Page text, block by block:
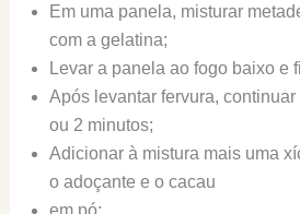
Em uma panela, misturar
com a gelatina;
Levar a panela ao fogo baixo e
Após levantar fervura,
ou 2 minutos;
Adicionar à mistura mais uma
o adoçante e o cacau
em pó;